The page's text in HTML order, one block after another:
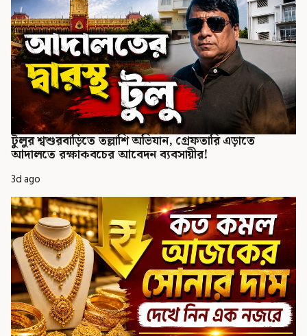
টুলুর শ্বশুরবাড়িতে তল্লাশি অভিযান, গ্রেফতারি এড়াতে
আদালতে রক্ষাকবচের আবেদন ব্যবসায়ীর!
3d ago